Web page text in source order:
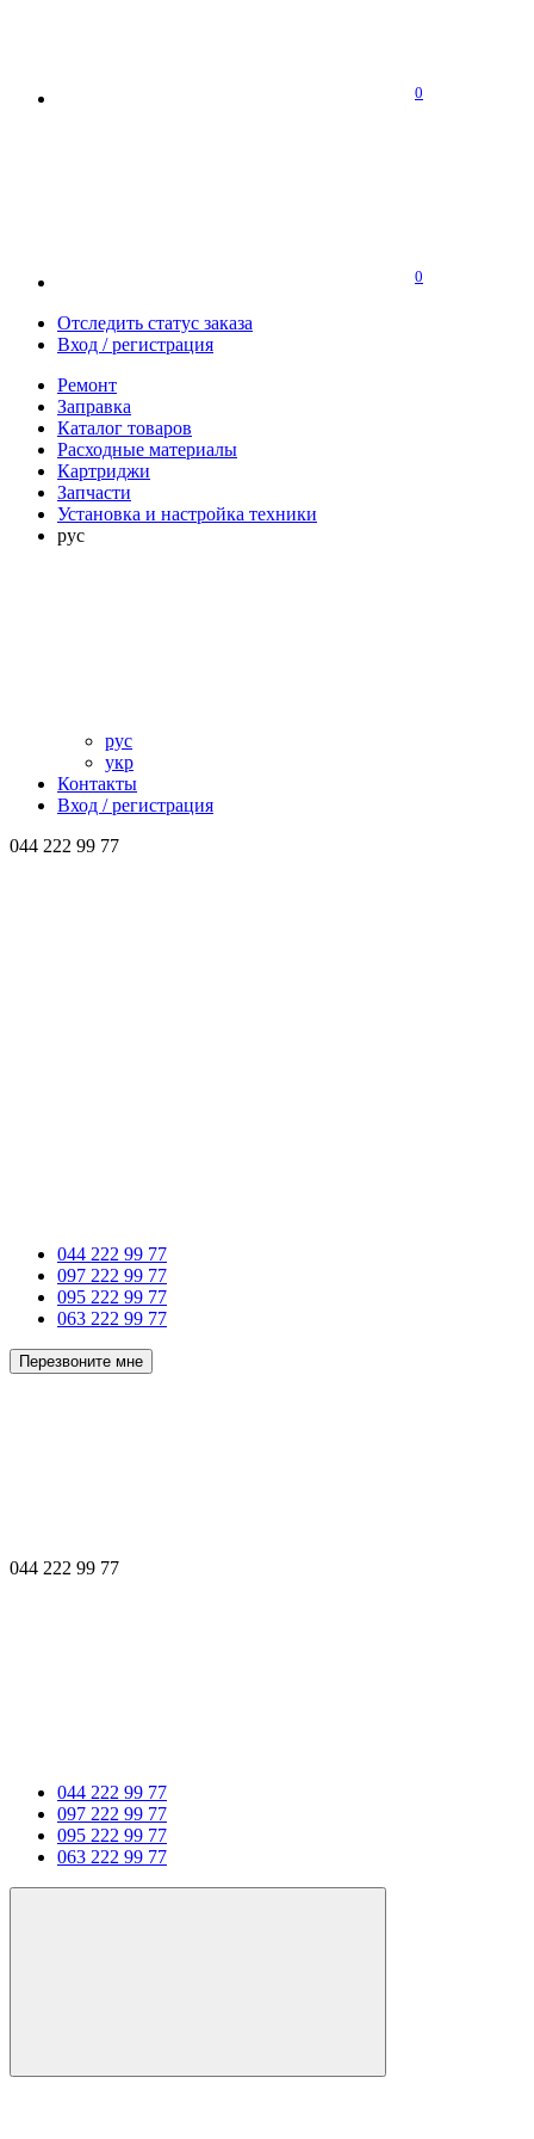
0
0
Отследить статус заказа
Вход / регистрация
Ремонт
Заправка
Каталог товаров
Расходные материалы
Картриджи
Запчасти
Установка и настройка техники
рус
рус
укр
Контакты
Вход / регистрация
044 222 99 77
044 222 99 77
097 222 99 77
095 222 99 77
063 222 99 77
Перезвоните мне
044 222 99 77
044 222 99 77
097 222 99 77
095 222 99 77
063 222 99 77